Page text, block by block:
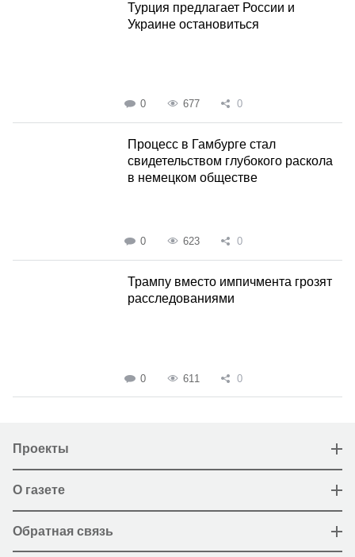
Турция предлагает России и
Украине остановиться
0 677 0
Процесс в Гамбурге стал
свидетельством глубокого раскола
в немецком обществе
0 623 0
Трампу вместо импичмента грозят
расследованиями
0 611 0
Проекты
О газете
Обратная связь